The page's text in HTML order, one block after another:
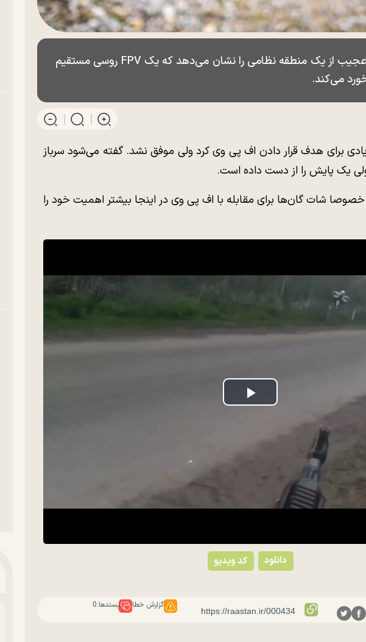
فیلم زیر تصاویری عجیب از یک منطقه نظامی را نشان می‌دهد که یک FPV روسی مستقیم
می‌کند.
زیادی برای هدف قرار دادن اف پی وی کرد ولی موفق نشد. گفته می‌شود سرباز
یک پایش را از دست داده است.
شات گان‌ها برای مقابله با اف پی وی در اینجا بیشتر اهمیت خود را
Play
Video
کد ویدیو دانلود
گزارش خطا پسندها:0